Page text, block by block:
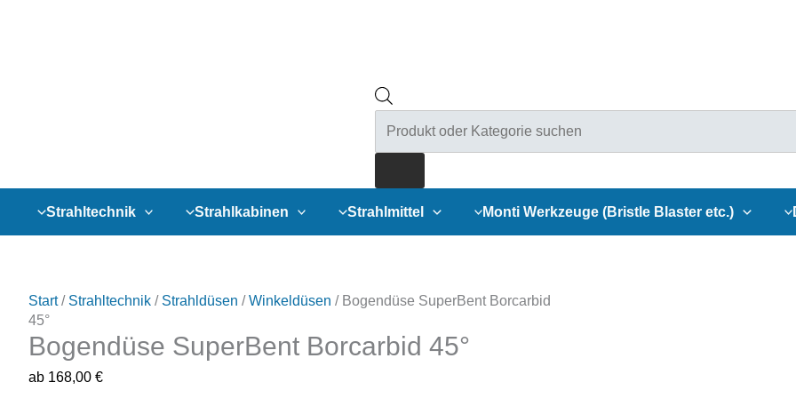
search
Strahltechnik Strahlkabinen Strahlmittel Monti Werkzeuge (Bristle Blaster etc.)
Start/ Strahltechnik / Strahldüsen /Winkeldüsen / Bogendüse SuperBent Borcarbid
45°
Bogendüse SuperBent Borcarbid 45°
ab 168,00 €